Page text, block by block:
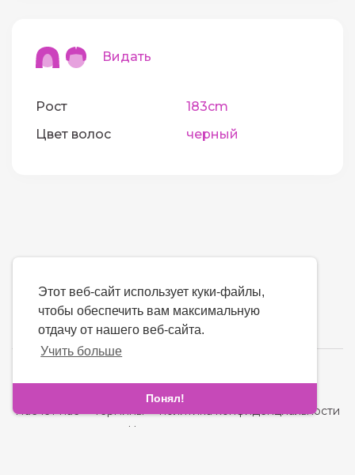
Этот веб-сайт использует куки-файлы,
чтобы обеспечить вам максимальную
отдачу от нашего веб-сайта.
Учить больше
Понял!
Видать
Рост
183cm
Цвет волос
черный
Насчет нас-термины-политика конфиденциальности
Часто задаваемые вопросы